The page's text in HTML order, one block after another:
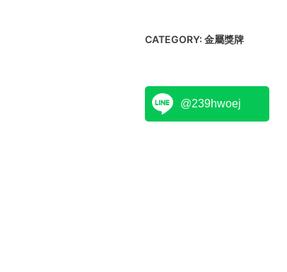
CATEGORY:金屬獎牌
@239hwoej